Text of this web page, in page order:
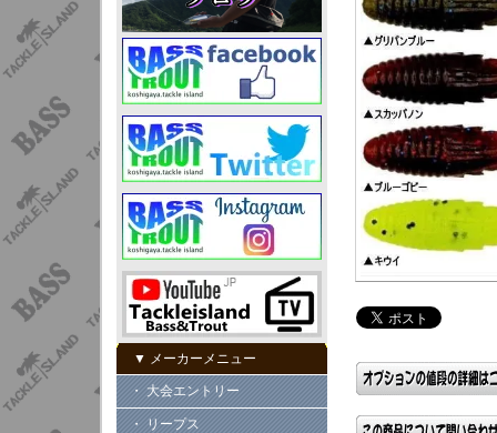
▼ メーカーメニュー
・ 大会エントリー
・ リープス